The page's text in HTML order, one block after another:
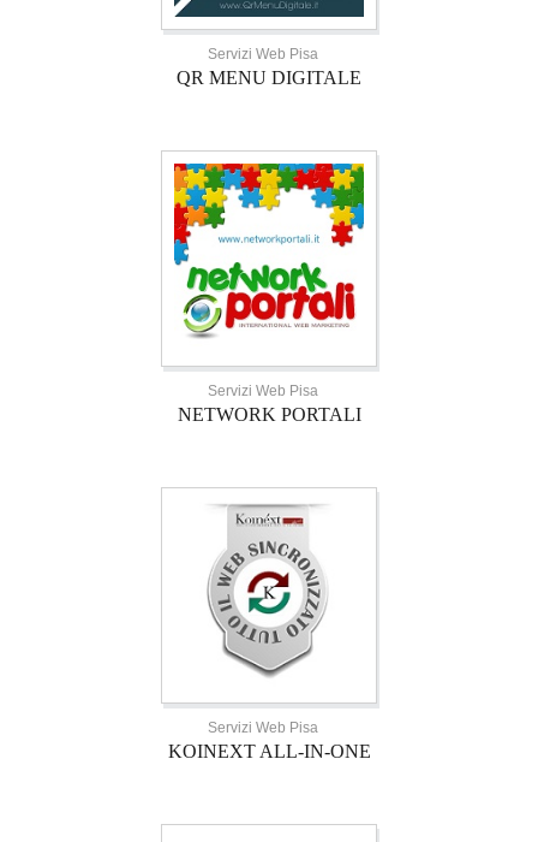
Servizi Web Pisa
QR MENU DIGITALE
Servizi Web Pisa
NETWORK PORTALI
Servizi Web Pisa
KOINEXT ALL-IN-ONE